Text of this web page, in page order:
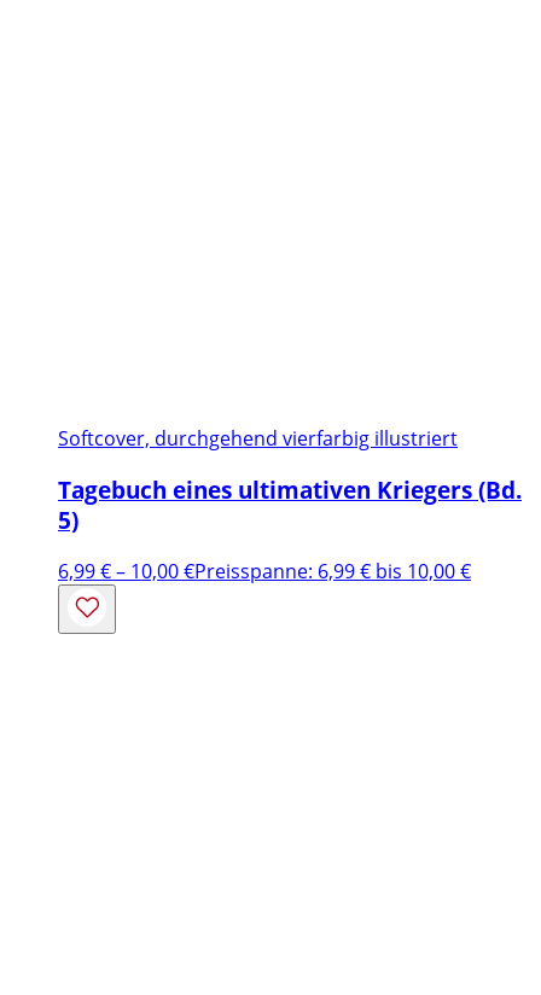
Softcover, durchgehend vierfarbig illustriert
Tagebuch eines ultimativen Kriegers (Bd.
5)
6,99€– 10,00€Preisspanne: 6,99 € bis 10,00 €